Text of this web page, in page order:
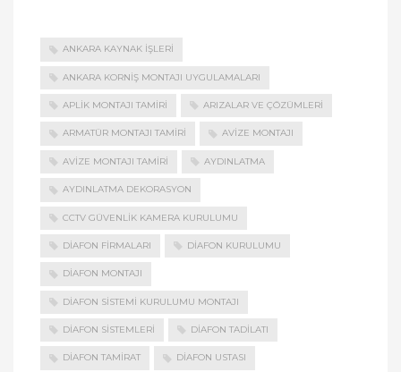
ANKARA KAYNAK İŞLERI
ANKARA KORNIŞ MONTAJI UYGULAMALARI
APLIK MONTAJI TAMIRI ARIZALAR VE ÇÖZÜMLERI
ARMATÜR MONTAJI TAMIRI AVIZE MONTAJI
AVIZE MONTAJI TAMIRI AYDINLATMA
AYDINLATMA DEKORASYON
CCTV GÜVENLIK KAMERA KURULUMU
DIAFON FIRMALARI DIAFON KURULUMU
DIAFON MONTAJI
DIAFON SISTEMI KURULUMU MONTAJI
DIAFON SISTEMLERI DIAFON TADILATI
DIAFON TAMIRAT DIAFON USTASI